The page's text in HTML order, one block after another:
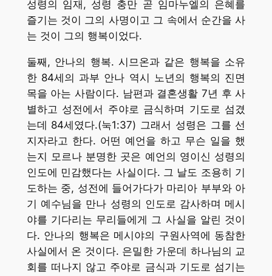
성령의 임재, 성령 충만 곧 임마누엘의 은혜를
즐기는 것이 그의 사명이고 그 속에서 순간을 사
는 것이 그의 행복이었다.
둘째, 안나의 행복. 시므온과 같은 행복을 소유
한 84세의 과부 안나 역시 노년의 행복의 진면
목을 아는 사람이다. 남편과 결혼생활 7년 후 사
별하고 성전에서 주야로 금식하며 기도로 섬겼
는데 84세였다.(눅1:37) 그래서 성령은 그를 선
지자라고 한다. 어떤 예언을 하고 무슨 일을 했
는지 모르나 분명한 곳은 예언의 영이신 성령의
인도에 민감했다는 사실이다. 그 날도 조용히 기
도하는 중, 성전에 들어가다가 마리아 부부와 아
기 예수님을 만나 성령의 인도로 감사하며 메시
야를 기다리는 무리들에게 그 사실을 알린 것이
다. 안나의 행복은 메시야의 구원사역에 동참한
사실에서 온 것이다. 은밀한 가운데 하나님의 교
회를 떠나지 않고 주야로 금식과 기도로 섬기는